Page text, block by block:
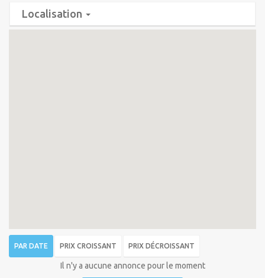
Localisation
PAR DATE PRIX CROISSANT PRIX DÉCROISSANT
Il n'y a aucune annonce pour le moment